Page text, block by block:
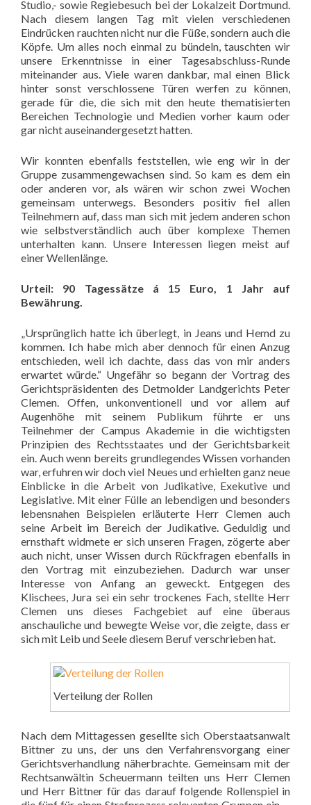
Studio,- sowie Regiebesuch bei der Lokalzeit Dortmund.
Nach diesem langen Tag mit vielen verschiedenen
Eindrücken rauchten nicht nur die Füße, sondern auch die
Köpfe. Um alles noch einmal zu bündeln, tauschten wir
unsere Erkenntnisse in einer Tagesabschluss-Runde
miteinander aus. Viele waren dankbar, mal einen Blick
hinter sonst verschlossene Türen werfen zu können,
gerade für die, die sich mit den heute thematisierten
Bereichen Technologie und Medien vorher kaum oder
gar nicht auseinandergesetzt hatten.
Wir konnten ebenfalls feststellen, wie eng wir in der
Gruppe zusammengewachsen sind. So kam es dem ein
oder anderen vor, als wären wir schon zwei Wochen
gemeinsam unterwegs. Besonders positiv fiel allen
Teilnehmern auf, dass man sich mit jedem anderen schon
wie selbstverständlich auch über komplexe Themen
unterhalten kann. Unsere Interessen liegen meist auf
einer Wellenlänge.
Urteil: 90 Tagessätze á 15 Euro, 1 Jahr auf
Bewährung.
„Ursprünglich hatte ich überlegt, in Jeans und Hemd zu
kommen. Ich habe mich aber dennoch für einen Anzug
entschieden, weil ich dachte, dass das von mir anders
erwartet würde.“ Ungefähr so begann der Vortrag des
Gerichtspräsidenten des Detmolder Landgerichts Peter
Clemen. Offen, unkonventionell und vor allem auf
Augenhöhe mit seinem
Publikum führte er uns
Teilnehmer der Campus Akademie in die wichtigsten
Prinzipien des Rechtsstaates und der Gerichtsbarkeit
ein. Auch wenn bereits grundlegendes Wissen vorhanden
war, erfuhren wir doch viel Neues und erhielten ganz neue
Einblicke in die Arbeit von Judikative, Exekutive und
Legislative. Mit einer Fülle an lebendigen und besonders
lebensnahen Beispielen erläuterte Herr Clemen auch
seine Arbeit im Bereich der Judikative. Geduldig und
ernsthaft widmete er sich unseren Fragen, zögerte aber
auch nicht, unser Wissen durch Rückfragen ebenfalls in
den Vortrag mit einzubeziehen. Dadurch war unser
Interesse von Anfang an geweckt. Entgegen des
Klischees, Jura sei ein sehr trockenes Fach, stellte Herr
Clemen uns dieses Fachgebiet auf eine überaus
anschauliche und bewegte Weise vor, die zeigte, dass er
sich mit Leib und Seele diesem Beruf verschriebenhat.
Verteilung der Rollen
Nach dem Mittagessen gesellte sich Oberstaatsanwalt
Bittner zu uns, der uns den Verfahrensvorgang einer
Gerichtsverhandlung näherbrachte. Gemeinsam mit der
Rechtsanwältin Scheuermann teilten uns Herr Clemen
und Herr Bittner für das darauf folgende Rollenspiel in